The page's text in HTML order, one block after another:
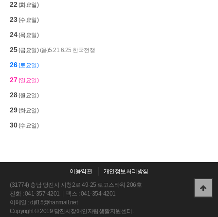
22(화요일)
23(수요일)
24(목요일)
25(금요일)(음)5.21 6.25 한국전쟁
26(토요일)
27(일요일)
28(월요일)
29(화요일)
30(수요일)
이용약관
개인정보처리방침
(31774) 충남 당진시 시청2로 49-25 로고스타워 206호
전화 : 041-357-4201 | 팩스 : 041-354-4201
이메일 : djil15@hanmail.net
Copyright © 2019 당진시장애인자립생활지원센터.